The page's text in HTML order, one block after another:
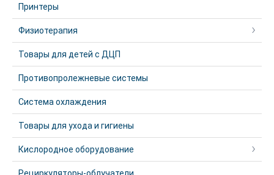
Принтеры
Физиотерапия
Товары для детей с ДЦП
Противопролежневые системы
Система охлаждения
Товары для ухода и гигиены
Кислородное оборудование